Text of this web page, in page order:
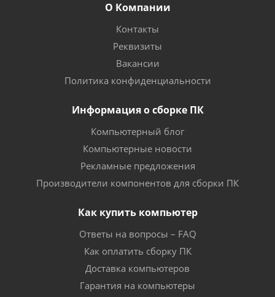
О Компании
Контакты
Реквизиты
Вакансии
Политика конфиденциальности
Информация о сборке ПК
Компьютерный блог
Компьютерные новости
Рекламные предложения
Производители компонентов для сборки ПК
Как купить компьютер
Ответы на вопросы – FAQ
Как оплатить сборку ПК
Доставка компьютеров
Гарантия на компьютеры